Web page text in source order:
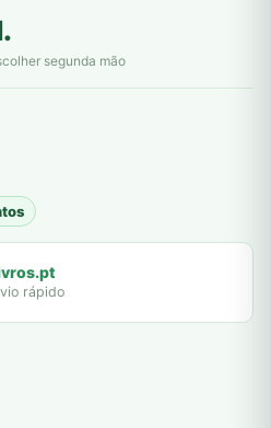
segunda mão
rápido